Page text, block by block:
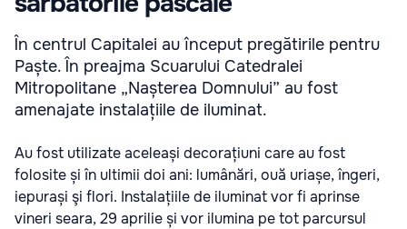
În centrul Capitalei au început pregătirile pentru
Paște. În preajma Scuarului Catedralei
Mitropolitane „Nașterea Domnului” au fost
amenajate instalațiile de iluminat.
Au fost utilizate aceleași decorațiuni care au fost
folosite și în ultimii doi ani: lumânări, ouă uriașe, îngeri,
iepurași şi flori. Instalațiile de iluminat vor fi aprinse
vineri seara, 29 aprilie și vor ilumina pe tot parcursul